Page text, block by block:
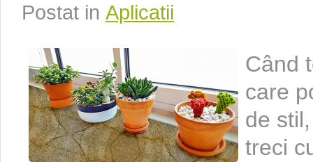
Postat in Aplicatii
Când
care
de
treci